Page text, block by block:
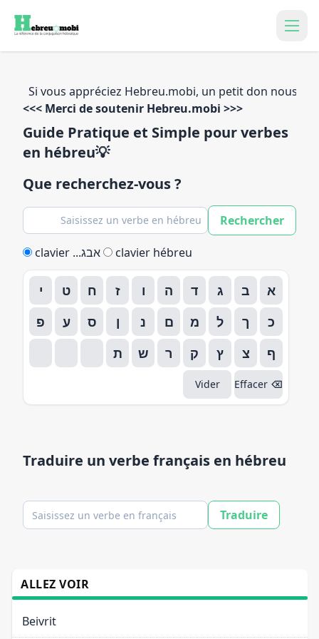
Hebreu.mobi
<<< Merci de soutenir Hebreu.mobi >>>
Guide Pratique et Simple pour verbes
en hébreu💡
Que recherchez-vous ?
Rechercher
clavier hébreu
א ב ג ד ה ו ז ח ט
י
כ
ך ל מ ם נ ן ס ע
פ
ף
צ ץ ק ר ש ת
⌫ Effacer
Vider
Traduire un verbe français en hébreu
Verbe en français Traduire
ALLEZ VOIR
Beivrit